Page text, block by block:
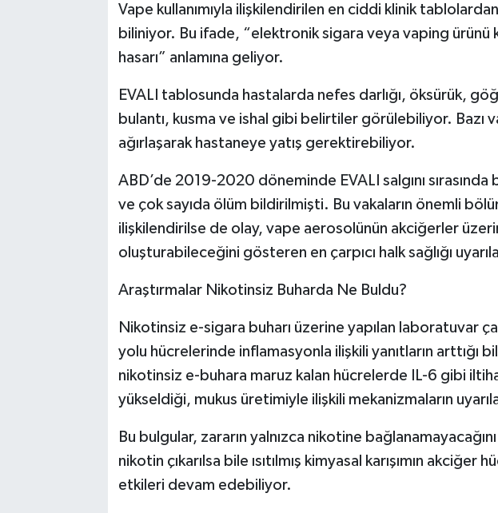
Vape kullanımıyla ilişkilendirilen en ciddi klinik
biliniyor. Bu ifade, “elektronik sigara veya vaping ürünü
hasarı” anlamına geliyor.
EVALI tablosunda hastalarda nefes darlığı, öksürük,
bulantı, kusma ve ishal gibi belirtiler görülebiliyor. Bazı
ağırlaşarak hastaneye yatış gerektirebiliyor.
ABD’de 2019-2020 döneminde EVALI salgını
ve çok sayıda ölüm bildirilmişti. Bu vakaların önemli
ilişkilendirilse de olay, vape aerosolünün akciğerler
oluşturabileceğini gösteren en çarpıcı halk sağlığı
Araştırmalar Nikotinsiz Buharda Ne Buldu?
Nikotinsiz e-sigara buharı üzerine yapılan laboratuvar
yolu hücrelerinde inflamasyonla ilişkili yanıtların arttığı
nikotinsiz e-buhara maruz kalan hücrelerde IL-6 gibi
yükseldiği, mukus üretimiyle ilişkili mekanizmaların
Bu bulgular, zararın yalnızca nikotine
nikotin çıkarılsa bile ısıtılmış kimyasal karışımın
etkileri devam edebiliyor.